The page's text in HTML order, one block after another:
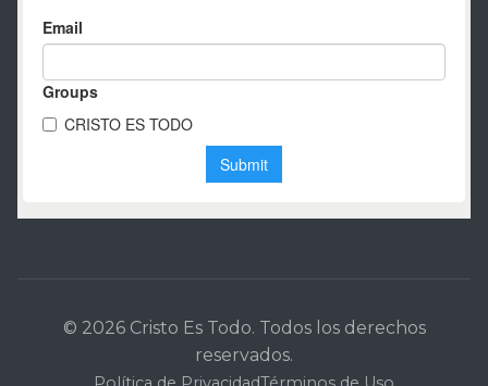
© 2026 Cristo Es Todo. Todos los derechos
reservados.